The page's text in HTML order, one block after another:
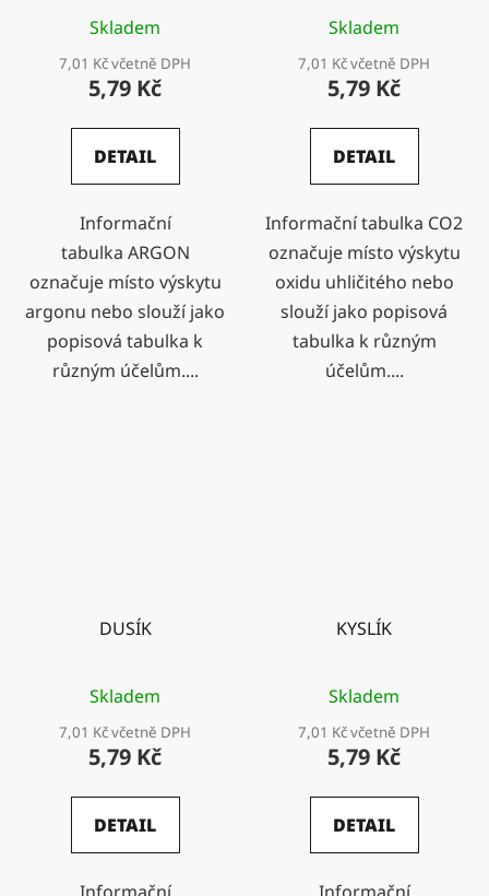
Skladem
7,01 Kč včetně DPH
5,79 Kč
DETAIL
Informační
tabulka ARGON
označuje místo výskytu
argonu nebo slouží jako
popisová tabulka k
různým účelům....
Skladem
7,01 Kč včetně DPH
5,79 Kč
DETAIL
Informační tabulka CO2
označuje místo výskytu
oxidu uhličitého nebo
slouží jako popisová
tabulka k různým
účelům....
DUSÍK
Skladem
7,01 Kč včetně DPH
5,79 Kč
DETAIL
KYSLÍK
Skladem
7,01 Kč včetně DPH
5,79 Kč
DETAIL